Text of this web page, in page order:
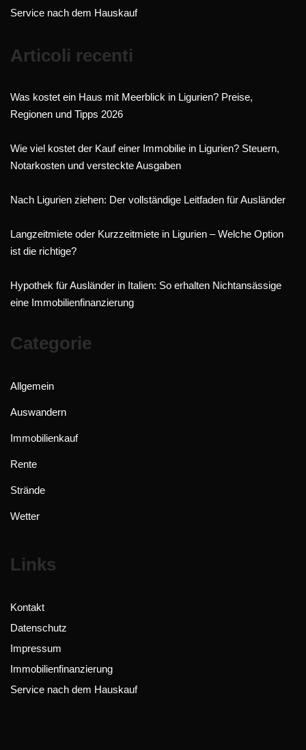
Service nach dem Hauskauf
Articoli recenti
Was kostet ein Haus mit Meerblick in Ligurien? Preise,
Regionen und Tipps 2026
Wie viel kostet der Kauf einer Immobilie in Ligurien? Steuern,
Notarkosten und versteckte Ausgaben
Nach Ligurien ziehen: Der vollständige Leitfaden für Ausländer
Langzeitmiete oder Kurzzeitmiete in Ligurien – Welche Option
ist die richtige?
Hypothek für Ausländer in Italien: So erhalten Nichtansässige
eine Immobilienfinanzierung
Categorie
Allgemein
Auswandern
Immobilienkauf
Rente
Strände
Wetter
Links
Kontakt
Datenschutz
Impressum
Immobilienfinanzierung
Service nach dem Hauskauf